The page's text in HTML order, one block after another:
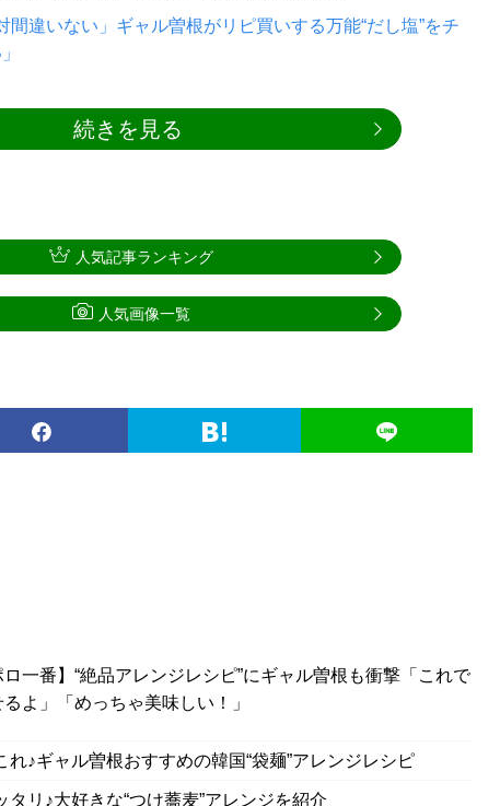
間違いない」ギャル曽根がリピ買いする万能“だし塩”をチ
続きを見る
ロ一番】“絶品アレンジレシピ”にギャル曽根も衝撃「これで
よ」「めっちゃ美味しい！」
♪ギャル曽根おすすめの韓国“袋麺”アレンジレシピ
リ♪大好きな“つけ蕎麦”アレンジを紹介
人気記事ランキング
人気画像一覧